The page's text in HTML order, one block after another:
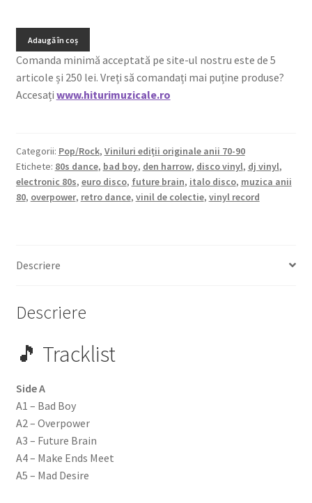
Adaugă în coș
Comanda minimă acceptată pe site-ul nostru este de 5
articole și 250 lei. Vreți să comandați mai puține produse?
Accesați www.hiturimuzicale.ro
Categorii: Pop/Rock, Viniluri ediții originale anii 70-90
Etichete: 80s dance, bad boy, den harrow, disco vinyl, dj vinyl,
electronic 80s, euro disco, future brain, italo disco, muzica anii
80, overpower, retro dance, vinil de colectie, vinyl record
Descriere
Descriere
🎵 Tracklist
Side A
A1 – Bad Boy
A2 – Overpower
A3 – Future Brain
A4 – Make Ends Meet
A5 – Mad Desire